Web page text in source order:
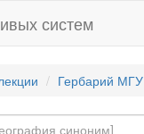
систем
Гербарий МГУ